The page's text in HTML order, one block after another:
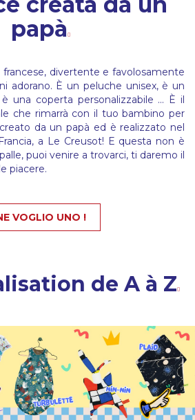
papà
divertente e favolosamente
adorano. È un peluche unisex, è un
una coperta personalizzabile ... È il
che rimarrà con il tuo bambino per
da un papà ed è realizzato nel
a Le Creusot! E questa non è
puoi venire a trovarci, ti daremo il
piacere.
VOGLIO UNO !
de A à Z